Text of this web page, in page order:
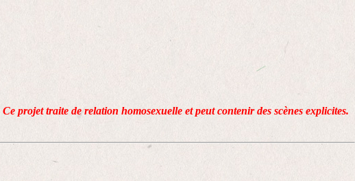
Ce projet traite de relation homosexuelle et peut contenir des scènes explicites.